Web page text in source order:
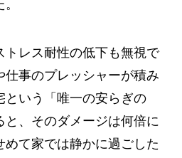
トレス耐性の低下も無視で
仕事のプレッシャーが積み
という「唯一の安らぎの
と、そのダメージは何倍に
めて家では静かに過ごした